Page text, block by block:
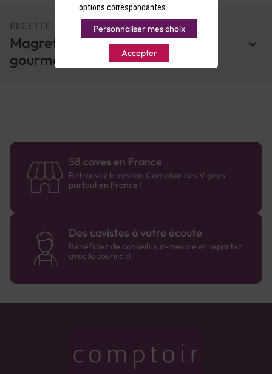
RECETTE
Magret de canard aux pois
gourmands
58 caves en France
Retrouvez le réseau Comptoir des Vignes
partout en France !
Des cavistes à votre écoute
Bénéficiez de conseils sur-mesure et repartez
avec le sourire :)
options correspondantes.
Personnaliser mes choix
Accepter